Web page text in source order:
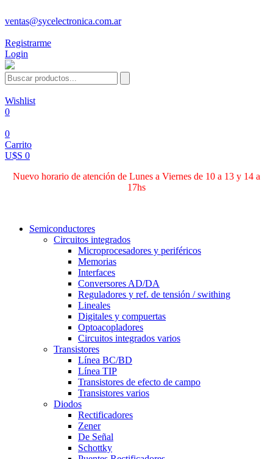
ventas@sycelectronica.com.ar
Registrarme
Login
Wishlist
0
0
Carrito
U$S 0
Nuevo horario de atención de Lunes a Viernes de 10 a 13 y 14 a
17hs
Semiconductores
Circuitos integrados
Microprocesadores y periféricos
Memorias
Interfaces
Conversores AD/DA
Reguladores y ref. de tensión / swithing
Lineales
Digitales y compuertas
Optoacopladores
Circuitos integrados varios
Transistores
Línea BC/BD
Línea TIP
Transistores de efecto de campo
Transistores varios
Diodos
Rectificadores
Zener
De Señal
Schottky